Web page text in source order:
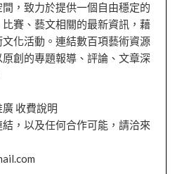
，致力於提供一個自由穩定的
賽、藝文相關的最新資訊，藉
化活動。連結數百項藝術資源
創的專題報導、評論、文章深
收費說明
，以及任何合作可能，請洽來